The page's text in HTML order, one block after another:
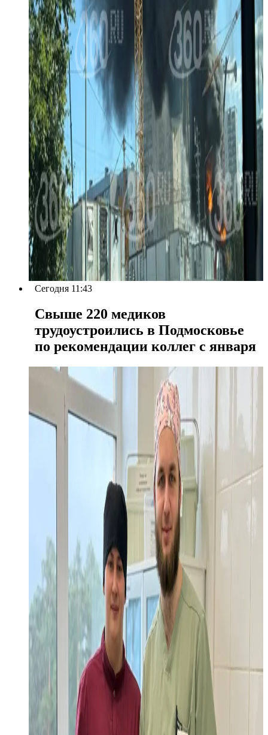
Сегодня 11:43
Свыше 220 медиков
трудоустроились в Подмосковье
по рекомендации коллег с января